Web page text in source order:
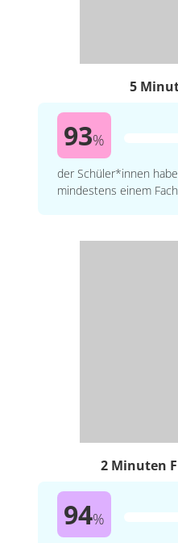
5
93%
der Schüler*innen
mindestens einem
2 Minuten
94%